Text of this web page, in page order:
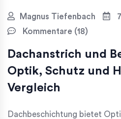
Magnus Tiefenbach
Kommentare (18)
Dachanstrich und
Optik, Schutz und
Vergleich
Dachbeschichtung bietet